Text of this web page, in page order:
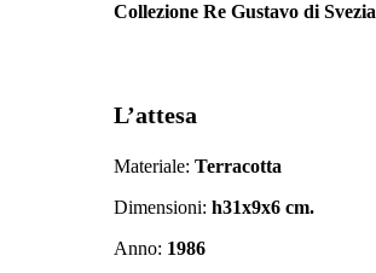
Collezione Re Gustavo di Svezia
L’attesa
Materiale: Terracotta
Dimensioni: h31x9x6 cm.
Anno: 1986